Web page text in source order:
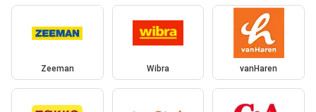
Zeeman Wibra vanHaren